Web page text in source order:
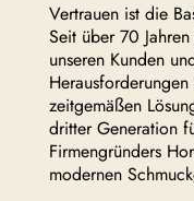
Vertrauen ist die
Seit über 70
unseren Kunden
zeitgemäßen
dritter Generation
Firmengründers
modernen